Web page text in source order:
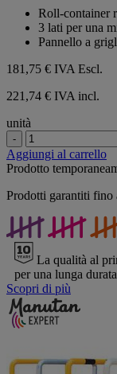
stelle.
recensioni
Roll-container
3 lati per una
Pannello a
181,75 € IVA Escl.
221,74 € IVA incl.
unità
-
Aggiungi al carrello
Prodotto
Prodotti garantiti fino
La qualità al
per una lunga
Scopri di più